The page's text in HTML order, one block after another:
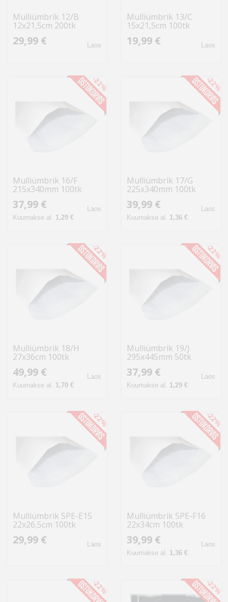
Mulliümbrik 12/B
12x21,5cm 200tk
29,99 € Laos
Mulliümbrik 13/C
15x21,5cm 100tk
19,99 € Laos
Mulliümbrik 16/F
215x340mm 100tk
37,99 €
Kuumakse al. 1,29 €
Laos
-22%
Mulliümbrik 17/G
225x340mm 100tk
39,99 €
Kuumakse al. 1,36 €
Laos
-22%
Mulliümbrik 18/H
27x36cm 100tk
49,99 €
Kuumakse al. 1,70 €
Laos
-22%
Mulliümbrik 19/J
295x445mm 50tk
37,99 €
Kuumakse al. 1,29 €
Laos
-22%
Mulliümbrik SPE-E15
22x26,5cm 100tk
29,99 € Laos
-22%
Mulliümbrik SPE-F16
22x34cm 100tk
39,99 €
Kuumakse al. 1,36 €
Laos
-22%
-22% -22%